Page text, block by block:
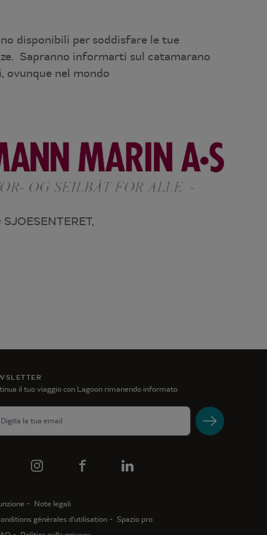
disponibili per soddisfare le tue
Sapranno informarti sul catamarano
ovunque nel mondo
il tuo viaggio con Lagoon rimanendo informato
Note legali
générales d'utilisation
Spazio pro